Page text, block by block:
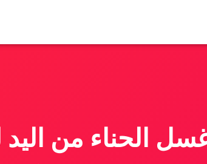
الحناء من اليد